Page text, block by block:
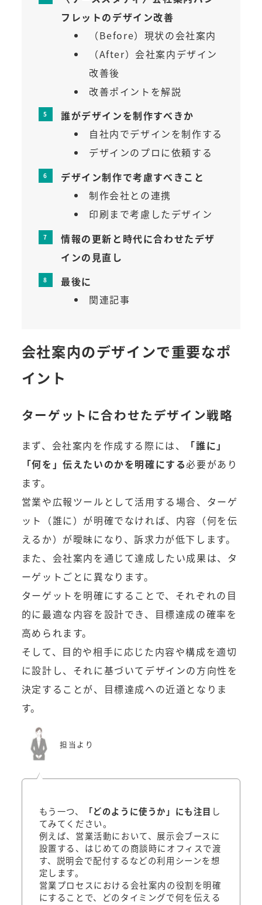
フレットのデザイン改善
（Before）現状の会社案内
（After）会社案内デザイン
改善後
改善ポイントを解説
誰がデザインを制作すべきか
自社内でデザインを制作する
デザインのプロに依頼する
デザイン制作で考慮すべきこと
制作会社との連携
印刷まで考慮したデザイン
情報の更新と時代に合わせたデザ
インの見直し
最後に
関連記事
会社案内のデザインで重要なポ
イント
ターゲットに合わせたデザイン戦略
まず、会社案内を作成する際には、
「誰に」
「何を」伝えたいのかを明確にする必要があり
ます。
営業や広報ツールとして活用する場合、ターゲ
ット（誰に）が明確でなければ、内容（何を伝
えるか）が曖昧になり、訴求力が低下します。
また、会社案内を通じて達成したい成果は、タ
ーゲットごとに異なります。
ターゲットを明確にすることで、それぞれの目
的に最適な内容を設計でき、目標達成の確率を
高められます。
そして、目的や相手に応じた内容や構成を適切
に設計し、それに基づいてデザインの方向性を
決定することが、目標達成への近道となりま
す。
担当より
もう一つ、 「どのように使うか」にも注目 し
てみてください。
例えば、営業活動において、展示会ブースに
設置する、はじめての商談時にオフィスで渡
す、説明会で配付するなどの利用シーンを想
定します。
営業プロセスにおける会社案内の役割を明確
にすることで、どのタイミングで何を伝える